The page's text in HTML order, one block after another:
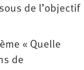
de l’objectif
« Quelle
de